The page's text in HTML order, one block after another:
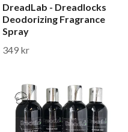
DreadLab - Dreadlocks
Deodorizing Fragrance
Spray
349 kr